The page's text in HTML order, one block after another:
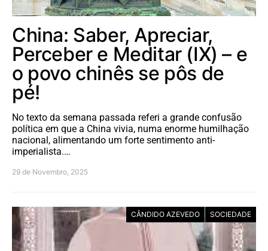
China: Saber, Apreciar,
Perceber e Meditar (IX) – e
o povo chinês se pôs de
pé!
No texto da semana passada referi a grande confusão
política em que a China vivia, numa enorme humilhação
nacional, alimentando um forte sentimento anti-
imperialista.…
29 de Novembro, 2025
CÂNDIDO AZEVEDO SOCIEDADE